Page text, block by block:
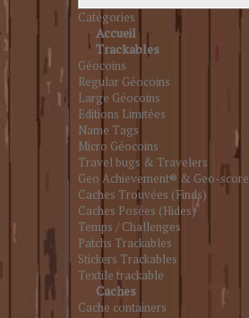
Catégories
Accueil
Trackables
Géocoins
Regular Géocoins
Large Géocoins
Editions Limitées
Name Tags
Micro Géocoins
Travel bugs & Travelers
Geo Achievement® & Geo-score
Caches Trouvées (Finds)
Caches Posées (Hides)
Temps / Challenges
Patchs Trackables
Stickers Trackables
Textile trackable
Caches
Cache containers